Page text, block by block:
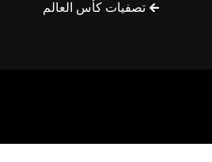
تصفيات كأس العالم